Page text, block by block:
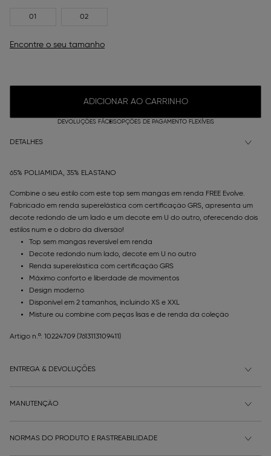
01 02
Encontre o seu tamanho
ADICIONAR AO CARRINHO
DEVOLUÇÕES FÁCEISOPÇÕES DE PAGAMENTO FLEXÍVEIS
DETALHES
65% POLIAMIDA, 35% ELASTANO
Combine o seu estilo com este top sem mangas em renda FREE Evolve.
Fabricado em renda superelástica com certificação GRS, apresenta um
decote redondo de um lado e um decote em U do outro, oferecendo dois
estilos num e o dobro da diversão!
Top sem mangas reversível em renda
Decote redondo num lado, decote em U no outro
Renda superelástica com certificação GRS
Máximo conforto e liberdade de movimentos
Design moderno
Disponível em 2 tamanhos, incluindo XS e XXL
Misture ou combine com peças lisas e de renda da coleção
Artigo n.º: 10224709 (7613113109411)
ENTREGA & DEVOLUÇÕES
MANUTENÇÃO
NORMAS DO PRODUTO E RASTREABILIDADE